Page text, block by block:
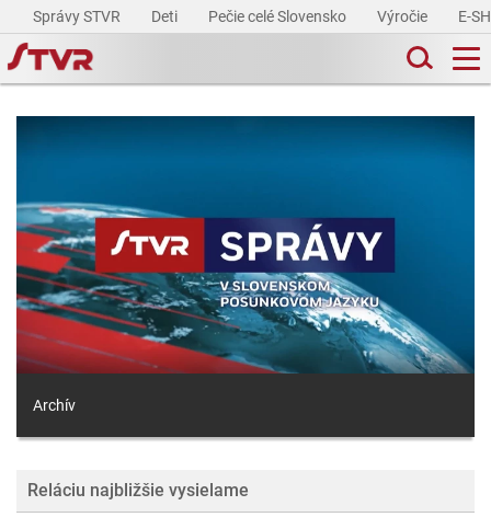
Správy STVR Deti Pečie celé Slovensko Výročie E-
Archív
Reláciu najbližšie vysielame